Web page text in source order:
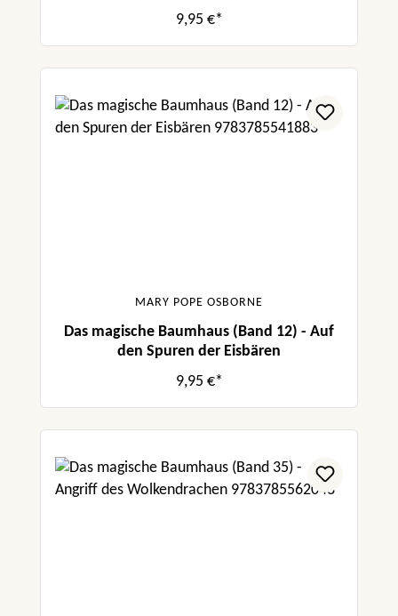
9,95 €*
MARY POPE OSBORNE
Das magische Baumhaus (Band 12) - Auf
den Spuren der Eisbären
9,95 €*